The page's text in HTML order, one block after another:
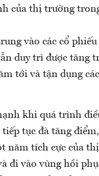
của thị trường
vào các cổ
duy trì được tăng
tới và tận dụng
khi quá trình
tục đà tăng
năm tích cực của
đi vào vùng hồi